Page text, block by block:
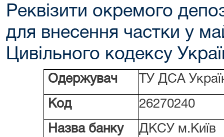
Реквізити окремого
для внесення частки у
Цивільного кодексу
Одержувач ТУ ДСА
Код 26270240
Назва банку ДКСУ м.Київ